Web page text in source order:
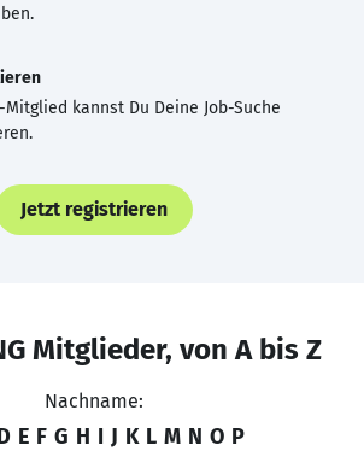
kannst Du Deine Job-Suche
Jetzt registrieren
Mitglieder, von A bis Z
Nachname:
E F G H I J K L M N O P